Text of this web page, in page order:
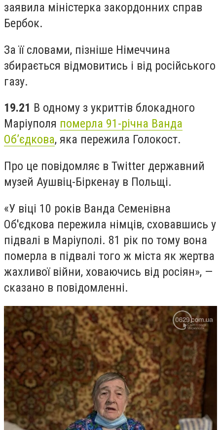
заявила міністерка закордонних справ
Бербок.
За її словами, пізніше Німеччина
збирається відмовитись і від російського
газу.
19.21 В одному з укриттів блокадного
Маріуполя померла 91-річна Ванда
Об’єдкова, яка пережила Голокост.
Про це повідомляє в Twitter державний
музей Аушвіц-Біркенау в Польщі.
«У віці 10 років Ванда Семенівна
Об'єдкова пережила німців, сховавшись у
підвалі в Маріуполі. 81 рік по тому вона
померла в підвалі того ж міста як жертва
жахливої війни, ховаючись від росіян», —
сказано в повідомленні.